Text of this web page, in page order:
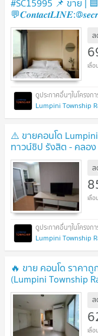
#SC15995 📌 ขาย |
ส
Lumpini Township
⚠️ ขายคอนโด
ทาวน์ชิป รังสิต - คลอ
@mintocondo (มี@ด้ว
ส
Lumpini Township
🔥 ขาย คอนโด ราคา
(Lumpini Township
ส